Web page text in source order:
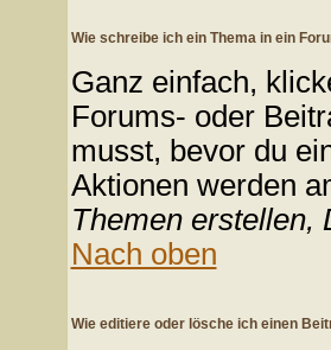
Wie schreibe ich ein Thema in ein
Ganz einfach,
Forums- oder
musst, bevor du
Aktionen werden
Themen erstellen,
Nach oben
Wie editiere oder lösche ich einen